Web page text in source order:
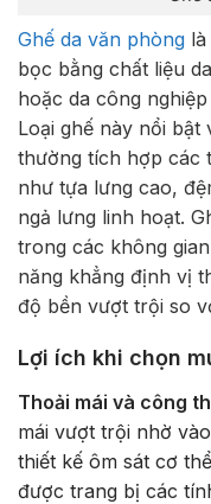
Ghế da văn phòng
bọc bằng chất liệu
hoặc da công
Loại ghế này nổi bật
thường tích hợp các
như tựa lưng cao,
ngả lưng linh hoạt.
trong các không
năng khẳng định vị
độ bền vượt trội so
Lợi ích khi chọn
Thoải mái và công
mái vượt trội nhờ
thiết kế ôm sát cơ
được trang bị các